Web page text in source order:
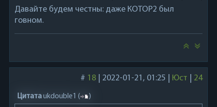
Давайте будем честны: даже КОТОР2 был
говном.
# 18| 2022-01-21, 01:25 Юст 24
Цитатаukdouble1 ( )